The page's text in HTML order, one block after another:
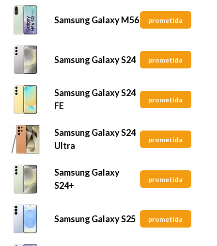
Samsung Galaxy M56 prometida
Samsung Galaxy S24 prometida
Samsung Galaxy S24
FE
prometida
Samsung Galaxy S24
Ultra
prometida
Samsung Galaxy
S24+
prometida
Samsung Galaxy S25 prometida